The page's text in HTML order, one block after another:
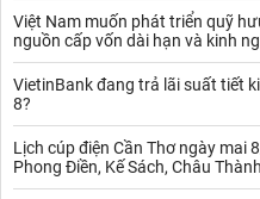
Việt Nam muốn phát triển quỹ
nguồn cấp vốn dài hạn và kinh
VietinBank đang trả lãi suất tiết
8?
Lịch cúp điện Cần Thơ ngày mai
Phong Điền, Kế Sách, Châu